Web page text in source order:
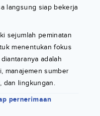
langsung siap bekerja
sejumlah peminatan
menentukan fokus
adalah
manajemen sumber
dan lingkungan.
pernerimaan